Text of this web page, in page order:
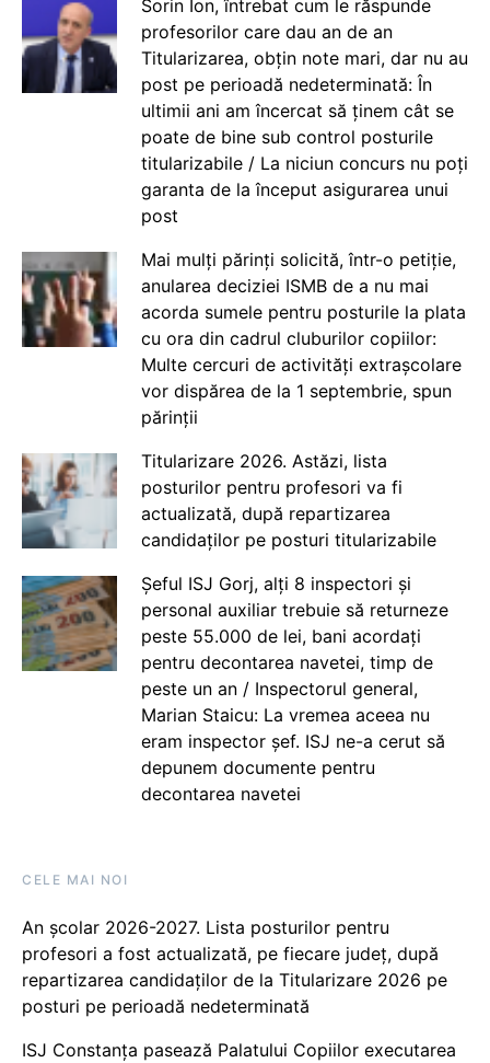
Sorin Ion, întrebat cum le răspunde
profesorilor care dau an de an
Titularizarea, obțin note mari, dar nu au
post pe perioadă nedeterminată: În
ultimii ani am încercat să ținem cât se
poate de bine sub control posturile
titularizabile / La niciun concurs nu poți
garanta de la început asigurarea unui
post
Mai mulți părinți solicită, într-o petiție,
anularea deciziei ISMB de a nu mai
acorda sumele pentru posturile la plata
cu ora din cadrul cluburilor copiilor:
Multe cercuri de activități extrașcolare
vor dispărea de la 1 septembrie, spun
părinții
Titularizare 2026. Astăzi, lista
posturilor pentru profesori va fi
actualizată, după repartizarea
candidaților pe posturi titularizabile
Șeful ISJ Gorj, alți 8 inspectori și
personal auxiliar trebuie să returneze
peste 55.000 de lei, bani acordați
pentru decontarea navetei, timp de
peste un an / Inspectorul general,
Marian Staicu: La vremea aceea nu
eram inspector șef. ISJ ne-a cerut să
depunem documente pentru
decontarea navetei
CELE MAI NOI
An școlar 2026-2027. Lista posturilor pentru
profesori a fost actualizată, pe fiecare județ, după
repartizarea candidaților de la Titularizare 2026 pe
posturi pe perioadă nedeterminată
ISJ Constanța pasează Palatului Copiilor executarea